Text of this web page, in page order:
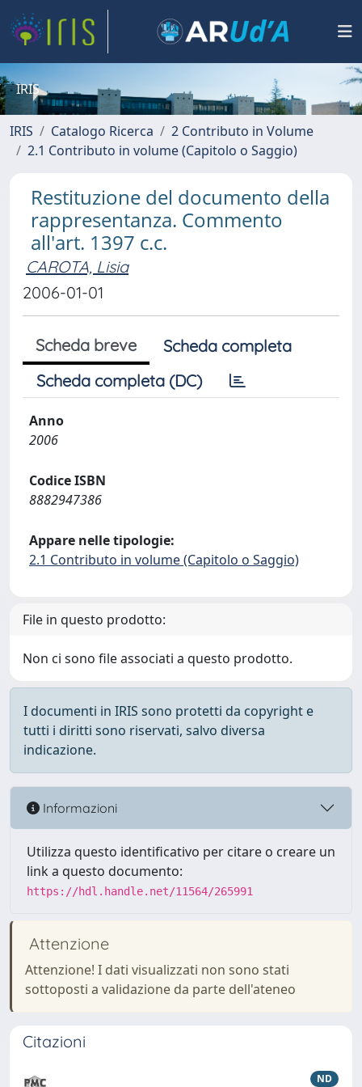
IRIS
IRIS Catalogo Ricerca
2 Contributo in Volume
2.1 Contributo in volume (Capitolo o Saggio)
Restituzione del documento della
rappresentanza. Commento
all'art. 1397 c.c.
CAROTA, Lisia
2006-01-01
Scheda breve
Scheda completa
Scheda completa (DC)
Anno
2006
Codice ISBN
8882947386
Appare nelle tipologie:
2.1 Contributo in volume (Capitolo o Saggio)
File in questo prodotto:
Non ci sono file associati a questo prodotto.
I documenti in IRIS sono protetti da copyright e
tutti i diritti sono riservati, salvo diversa
indicazione.
Informazioni
Utilizza questo identificativo per citare o creare un
link a questo documento:
https://hdl.handle.net/11564/265991
Attenzione
Attenzione! I dati visualizzati non sono stati
sottoposti a validazione da parte dell'ateneo
Citazioni
ND